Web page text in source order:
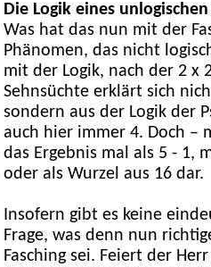
Die Logik eines unlogischen
Was hat das nun mit der
Phänomen, das nicht
mit der Logik, nach der 2 x
Sehnsüchte erklärt sich
sondern aus der Logik der
auch hier immer 4. Doch –
das Ergebnis mal als 5 - 1,
oder als Wurzel aus 16 dar.
Insofern gibt es keine
Frage, was denn nun
Fasching sei. Feiert der